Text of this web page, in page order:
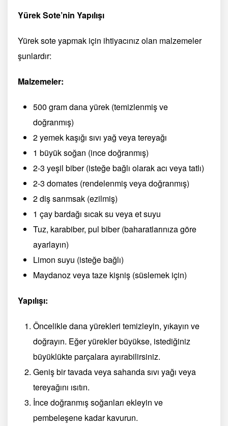
Yürek Sote’nin Yapılışı
Yürek sote yapmak için ihtiyacınız olan malzemeler
şunlardır:
Malzemeler:
500 gram dana yürek (temizlenmiş ve
doğranmış)
2 yemek kaşığı sıvı yağ veya tereyağı
1 büyük soğan (ince doğranmış)
2-3 yeşil biber (isteğe bağlı olarak acı veya tatlı)
2-3 domates (rendelenmiş veya doğranmış)
2 diş sarımsak (ezilmiş)
1 çay bardağı sıcak su veya et suyu
Tuz, karabiber, pul biber (baharatlarınıza göre
ayarlayın)
Limon suyu (isteğe bağlı)
Maydanoz veya taze kişniş (süslemek için)
Yapılışı:
Öncelikle dana yürekleri temizleyin, yıkayın ve
doğrayın. Eğer yürekler büyükse, istediğiniz
büyüklükte parçalara ayırabilirsiniz.
Geniş bir tavada veya sahanda sıvı yağı veya
tereyağını ısıtın.
İnce doğranmış soğanları ekleyin ve
pembeleşene kadar kavurun.